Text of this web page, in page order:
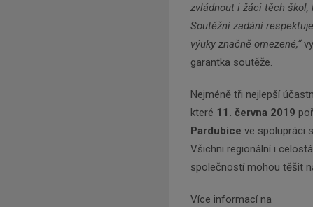
zvládnout i žáci těch škol,
Soutěžní zadání
výuky značně omezené,“
garantka soutěže.
Nejméně tři nejlepší
které 11. června 2019
Pardubice ve spolupráci
Všichni regionální i
společností mohou těšit
Více informací na